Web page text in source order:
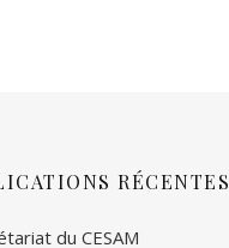
RÉCENTES
du CESAM